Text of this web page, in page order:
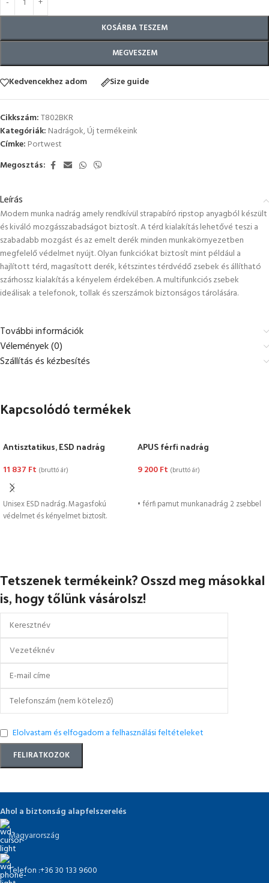
KOSÁRBA TESZEM
MEGVESZEM
Kedvencekhez adom Size guide
Cikkszám:T802BKR
Kategóriák: Nadrágok,Új termékeink
Címke: Portwest
Megosztás:
Leírás
Modern munka nadrág amely rendkívül strapabíró ripstop anyagból készült
és kiváló mozgásszabadságot biztosít. A térd kialakítás lehetővé teszi a
szabadabb mozgást és az emelt derék minden munkakörnyezetben
megfelelő védelmet nyújt. Olyan funkciókat biztosít mint például a
hajlított térd, magasított derék, kétszintes térdvédő zsebek és állítható
szárhossz kialakítás a kényelem érdekében. A multifunkciós zsebek
ideálisak a telefonok, tollak és szerszámok biztonságos tárolására.
További információk
Vélemények (0)
Szállítás és kézbesítés
Kapcsolódó termékek
Antisztatikus, ESD nadrág
11 837 Ft (bruttó ár)
OPCIÓK VÁLASZTÁSA
Unisex ESD nadrág. Magasfokú
védelmet és kényelmet biztosít.
APUS férfi nadrág
9 200Ft (bruttó ár)
• férfi pamut munkanadrág 2 zsebbel
Tetszenek termékeink? Osszd meg másokkal
is, hogy tőlünk vásárolsz!
Elolvastam és elfogadom a felhasználási feltételeket
Ahol a biztonság alapfelszerelés
Magyarország
Telefon :+36 30 133 9600